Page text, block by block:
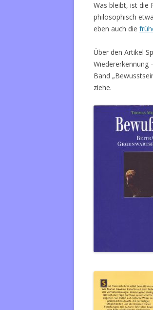
Was bleibt, ist die
philosophisch
eben auch die
Über den Artikel
Wiedererkennung
Band
ziehe.